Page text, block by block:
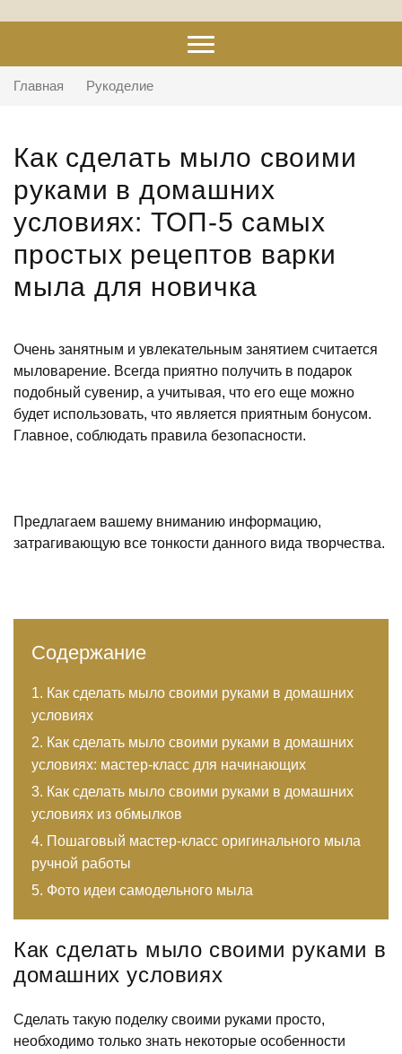
Главная Рукоделие
Как сделать мыло своими
руками в домашних
условиях: ТОП-5 самых
простых рецептов варки
мыла для новичка
Очень занятным и увлекательным занятием считается
мыловарение. Всегда приятно получить в подарок
подобный сувенир, а учитывая, что его еще можно
будет использовать, что является приятным бонусом.
Главное, соблюдать правила безопасности.
Предлагаем вашему вниманию информацию,
затрагивающую все тонкости данного вида творчества.
Содержание
Как сделать мыло своими руками в домашних
условиях
Как сделать мыло своими руками в домашних
условиях: мастер-класс для начинающих
Как сделать мыло своими руками в домашних
условиях из обмылков
Пошаговый мастер-класс оригинального мыла
ручной работы
Фото идеи самодельного мыла
Как сделать мыло своими руками в
домашних условиях
Сделать такую поделку своими руками просто,
необходимо только знать некоторые особенности